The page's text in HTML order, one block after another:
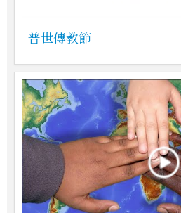
普世傳教節